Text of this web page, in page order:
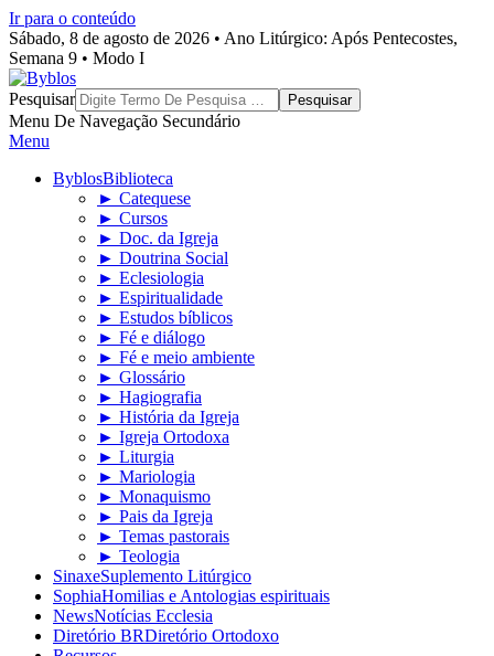
Ir para o conteúdo
Sábado, 8 de agosto de 2026 • Ano Litúrgico: Após Pentecostes,
Semana 9 • Modo I
Byblos
Pesquisar
Menu De Navegação Secundário
Menu
ByblosBiblioteca
► Catequese
► Cursos
► Doc. da Igreja
► Doutrina Social
► Eclesiologia
► Espiritualidade
► Estudos bíblicos
► Fé e diálogo
► Fé e meio ambiente
► Glossário
► Hagiografia
► História da Igreja
► Igreja Ortodoxa
► Liturgia
► Mariologia
► Monaquismo
► Pais da Igreja
► Temas pastorais
► Teologia
SinaxeSuplemento Litúrgico
SophiaHomilias e Antologias espirituais
NewsNotícias Ecclesia
Diretório BRDiretório Ortodoxo